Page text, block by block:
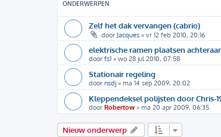
ONDERWERPEN
Zelf het dak vervangen (cabrio)
door Jacques » vr 12 feb 2010, 20:16
elektrische ramen plaatsen
door fs1 » wo 28 jul 2010, 07:58
Stationair regeling
door nsdj » ma 14 sep 2009, 20:02
Kleppendeksel polijsten door Chris-
door Robertow » ma 20 apr 2009, 06:35
Nieuw onderwerp